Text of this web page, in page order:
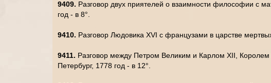
9409. Разговор двух приятелей о взаимности философии с
год - в 8°.
9410. Разговор Людовика XVI с французами в царстве
9411. Разговор между Петром Великим и Карлом XII, Королем
Петербург, 1778 год - в 12°.